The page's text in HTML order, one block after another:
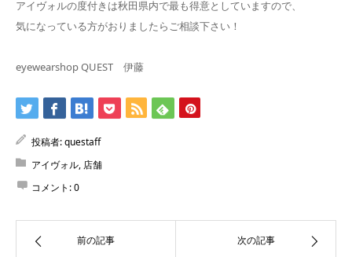
アイヴォルの度付きは秋田県内で最も得意としていますので、
気になっている方がおりましたらご相談下さい！
eyewearshop QUEST 伊藤
投稿者:questaff
アイヴォル, 店舗
コメント:0
前の記事 次の記事